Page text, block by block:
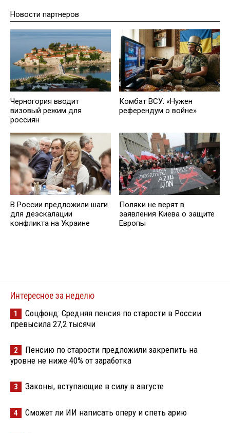
Новости партнеров
Черногория вводит
визовый режим для
россиян
Комбат ВСУ: «Нужен
референдум о войне»
В России предложили шаги
для деэскалации
конфликта на Украине
Поляки не верят в
заявления Киева о защите
Европы
Интересное за неделю
1
Соцфонд: Средняя пенсия по старости в России
превысила 27,2 тысячи
2
Пенсию по старости предложили закрепить на
уровне не ниже 40% от заработка
3 Законы, вступающие в силу в августе
4 Сможет ли ИИ написать оперу и спеть арию